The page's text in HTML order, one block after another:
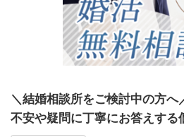
＼結婚相談所をご検討中の方へ
不安や疑問に丁寧にお答えする